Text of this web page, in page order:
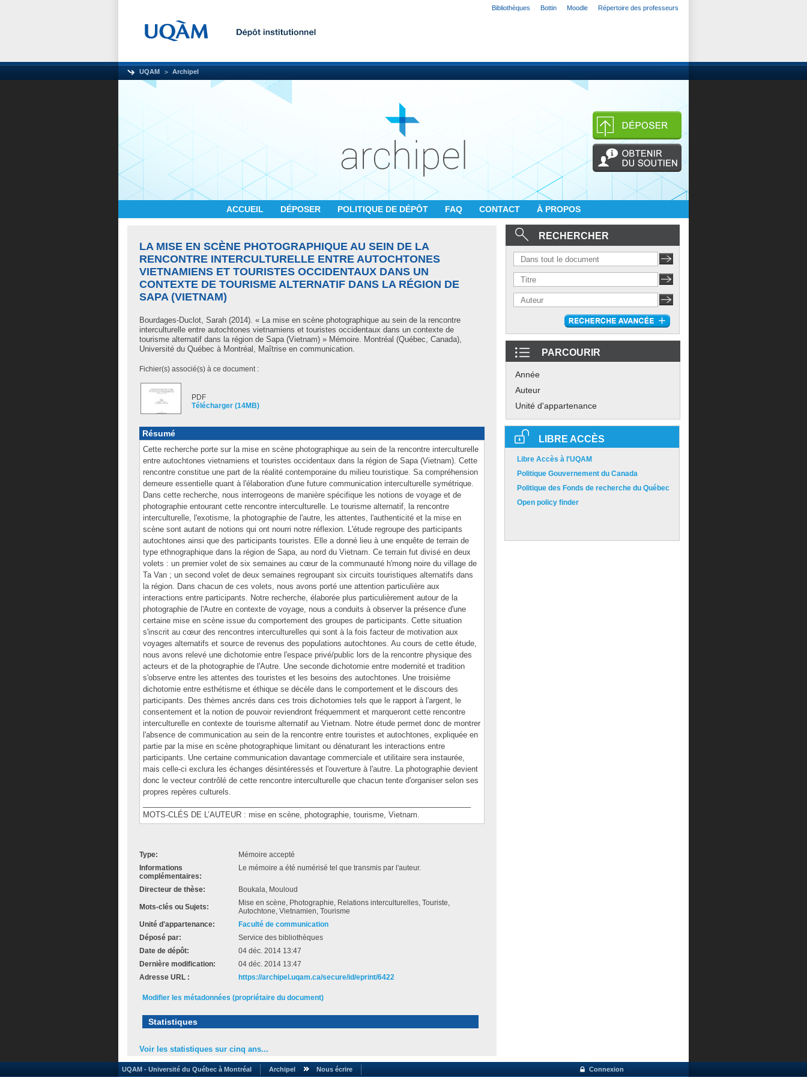
Bibliothèques Bottin Moodle Répertoire des professeurs
UQAM Archipel
ACCUEIL DÉPOSER POLITIQUE DE DÉPÔT FAQ CONTACT À PROPOS
LA MISE EN SCÈNE PHOTOGRAPHIQUE AU SEIN DE LA
RENCONTRE INTERCULTURELLE ENTRE AUTOCHTONES
VIETNAMIENS ET TOURISTES OCCIDENTAUX DANS UN
CONTEXTE DE TOURISME ALTERNATIF DANS LA RÉGION DE
SAPA (VIETNAM)
Bourdages-Duclot, Sarah (2014). « La mise en scène photographique au sein de la rencontre
interculturelle entre autochtones vietnamiens et touristes occidentaux dans un contexte de
tourisme alternatif dans la région de Sapa (Vietnam) » Mémoire. Montréal (Québec, Canada),
Université du Québec à Montréal, Maîtrise en communication.
Fichier(s) associé(s) à ce document :
PDF
Télécharger (14MB)
Résumé
Cette recherche porte sur la mise en scène photographique au sein de la rencontre interculturelle
entre autochtones vietnamiens et touristes occidentaux dans la région de Sapa (Vietnam). Cette
rencontre constitue une part de la réalité contemporaine du milieu touristique. Sa compréhension
demeure essentielle quant à l'élaboration d'une future communication interculturelle symétrique.
Dans cette recherche, nous interrogeons de manière spécifique les notions de voyage et de
photographie entourant cette rencontre interculturelle. Le tourisme alternatif, la rencontre
interculturelle, l'exotisme, la photographie de l'autre, les attentes, l'authenticité et la mise en
scène sont autant de notions qui ont nourri notre réflexion. L'étude regroupe des participants
autochtones ainsi que des participants touristes. Elle a donné lieu à une enquête de terrain de
type ethnographique dans la région de Sapa, au nord du Vietnam. Ce terrain fut divisé en deux
volets : un premier volet de six semaines au cœur de la communauté h'mong noire du village de
Ta Van ; un second volet de deux semaines regroupant six circuits touristiques alternatifs dans
la région. Dans chacun de ces volets, nous avons porté une attention particulière aux
interactions entre participants. Notre recherche, élaborée plus particulièrement autour de la
photographie de l'Autre en contexte de voyage, nous a conduits à observer la présence d'une
certaine mise en scène issue du comportement des groupes de participants. Cette situation
s'inscrit au cœur des rencontres interculturelles qui sont à la fois facteur de motivation aux
voyages alternatifs et source de revenus des populations autochtones. Au cours de cette étude,
nous avons relevé une dichotomie entre l'espace privé/public lors de la rencontre physique des
acteurs et de la photographie de l'Autre. Une seconde dichotomie entre modernité et tradition
s'observe entre les attentes des touristes et les besoins des autochtones. Une troisième
dichotomie entre esthétisme et éthique se décèle dans le comportement et le discours des
participants. Des thèmes ancrés dans ces trois dichotomies tels que le rapport à l'argent, le
consentement et la notion de pouvoir reviendront fréquemment et marqueront cette rencontre
interculturelle en contexte de tourisme alternatif au Vietnam. Notre étude permet donc de montrer
l'absence de communication au sein de la rencontre entre touristes et autochtones, expliquée en
partie par la mise en scène photographique limitant ou dénaturant les interactions entre
participants. Une certaine communication davantage commerciale et utilitaire sera instaurée,
mais celle-ci exclura les échanges désintéressés et l'ouverture à l'autre. La photographie devient
donc le vecteur contrôlé de cette rencontre interculturelle que chacun tente d'organiser selon ses
propres repères culturels.
MOTS-CLÉS DE L’AUTEUR : mise en scène, photographie, tourisme, Vietnam.
Type:
Mémoire accepté
Informations
complémentaires:
Le mémoire a été numérisé tel que transmis par l'auteur.
Directeur de thèse: Boukala, Mouloud
Mots-clés ou Sujets:
Mise en scène, Photographie, Relations interculturelles, Touriste,
Autochtone, Vietnamien, Tourisme
Unité d'appartenance:
Faculté de communication
Déposé par:
Service des bibliothèques
Date de dépôt:
04 déc. 2014 13:47
Dernière modification:
04 déc. 2014 13:47
Adresse URL :
https://archipel.uqam.ca/secure/id/eprint/6422
Modifier les métadonnées (propriétaire du document)
Statistiques
Voir les statistiques sur cinq ans...
RECHERCHER
PARCOURIR
Année
Auteur
Unité d'appartenance
LIBRE ACCÈS
Libre Accès à l'UQAM
Politique Gouvernement du Canada
Politique des Fonds de recherche du Québec
Open policy finder
UQAM - Université du Québec à Montréal Archipel Nous écrire Connexion